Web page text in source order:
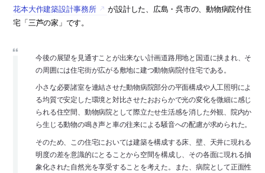
花本大作建築設計事務所
が設計した、広島・呉市の、動物病院付住
宅「三芦の家」です。
今後の展望を見通すことが出来ない計画道路用地と国道に挟まれ、そ
の周囲には住宅街が広がる敷地に建つ動物病院付住宅である。
小さな必要諸室を連結させた動物病院部分の平面構成や人工照明によ
る均質で安定した環境と対比させたおおらかで光の変化を微細に感じ
られる住空間、動物病院として際立たせ生活感を消した外観、院内か
ら生じる動物の鳴き声と車の往来による騒音への配慮が求められた。
そのため、この住宅においては建築を構成する床、壁、天井に現れる
明度の差を意識的にとることから空間を構成し、その各面に現れる抽
象化された自然光を享受することを考えた。また、病院として正面性